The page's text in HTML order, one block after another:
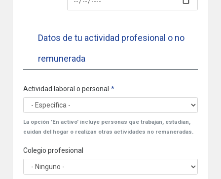
Datos de tu actividad profesional o no
remunerada
Actividad laboral o personal
La opción 'En activo' incluye personas que trabajan, estudian,
cuidan del hogar o realizan otras actividades no remuneradas.
Colegio profesional